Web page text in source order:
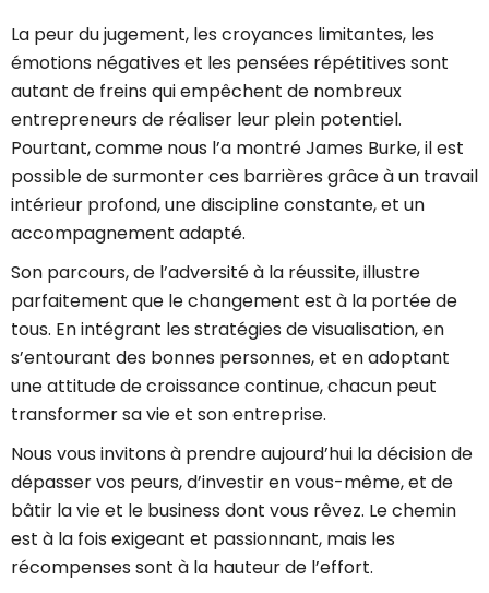
La peur du jugement, les croyances limitantes, les
émotions négatives et les pensées répétitives sont
autant de freins qui empêchent de nombreux
entrepreneurs de réaliser leur plein potentiel.
Pourtant, comme nous l’a montré James Burke, il est
possible de surmonter ces barrières grâce à un travail
intérieur profond, une discipline constante, et un
accompagnement adapté.
Son parcours, de l’adversité à la réussite, illustre
parfaitement que le changement est à la portée de
tous. En intégrant les stratégies de visualisation, en
s’entourant des bonnes personnes, et en adoptant
une attitude de croissance continue, chacun peut
transformer sa vie et son entreprise.
Nous vous invitons à prendre aujourd’hui la décision de
dépasser vos peurs, d’investir en vous-même, et de
bâtir la vie et le business dont vous rêvez. Le chemin
est à la fois exigeant et passionnant, mais les
récompenses sont à la hauteur de l’effort.